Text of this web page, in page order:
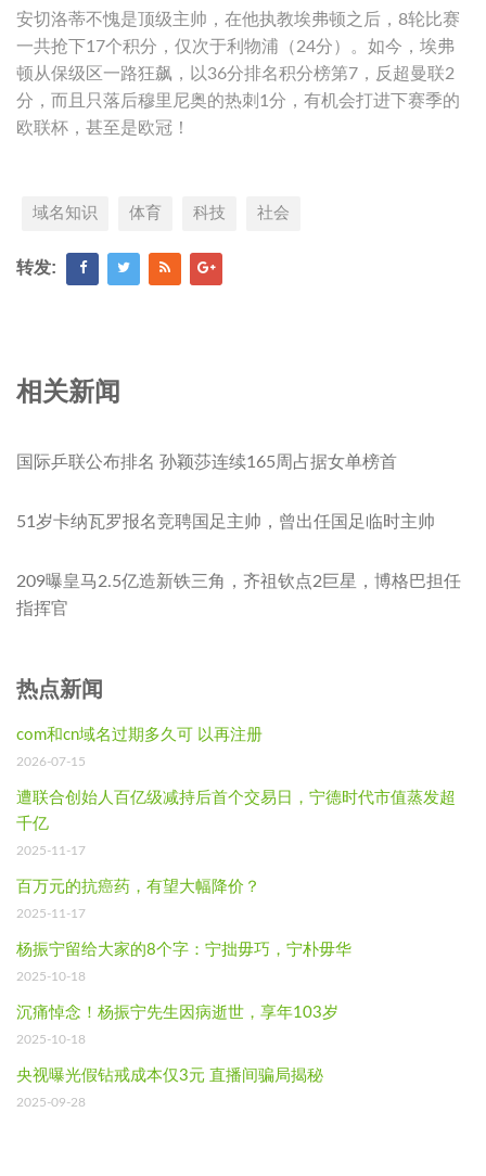
安切洛蒂不愧是顶级主帅，在他执教埃弗顿之后，8轮比赛
一共抢下17个积分，仅次于利物浦（24分）。如今，埃弗
顿从保级区一路狂飙，以36分排名积分榜第7，反超曼联2
分，而且只落后穆里尼奥的热刺1分，有机会打进下赛季的
欧联杯，甚至是欧冠！
域名知识 体育 科技 社会
转发:
相关新闻
国际乒联公布排名 孙颖莎连续165周占据女单榜首
51岁卡纳瓦罗报名竞聘国足主帅，曾出任国足临时主帅
209曝皇马2.5亿造新铁三角，齐祖钦点2巨星，博格巴担任
指挥官
热点新闻
com和cn域名过期多久可 以再注册
2026-07-15
遭联合创始人百亿级减持后首个交易日，宁德时代市值蒸发超
千亿
2025-11-17
百万元的抗癌药，有望大幅降价？
2025-11-17
杨振宁留给大家的8个字：宁拙毋巧，宁朴毋华
2025-10-18
沉痛悼念！杨振宁先生因病逝世，享年103岁
2025-10-18
央视曝光假钻戒成本仅3元 直播间骗局揭秘
2025-09-28